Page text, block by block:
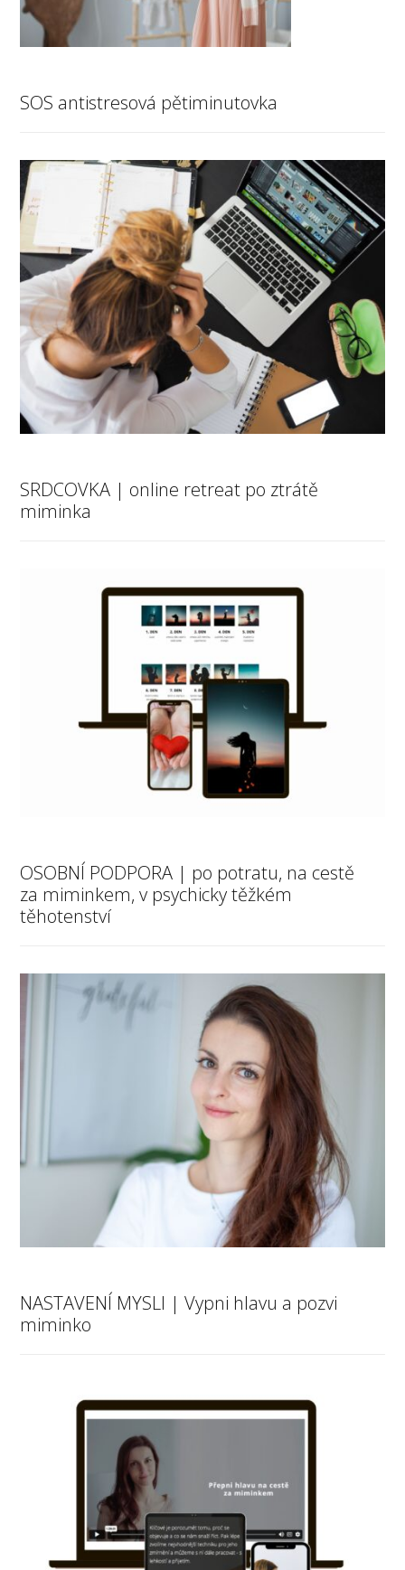
SOS antistresová pětiminutovka
SRDCOVKA | online retreat po ztrátě
miminka
OSOBNÍ PODPORA | po potratu, na cestě
za miminkem, v psychicky těžkém
těhotenství
NASTAVENÍ MYSLI | Vypni hlavu a pozvi
miminko